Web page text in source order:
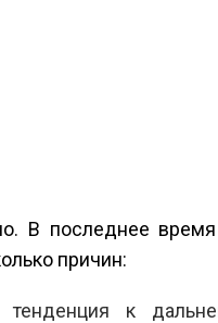
В последнее
причин:
тенденция к